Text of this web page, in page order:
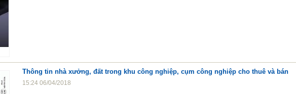
Thông tin nhà xưởng, đất trong khu công nghiệp, cụm công nghiệp cho thuê và bán
15:24 06/04/2018